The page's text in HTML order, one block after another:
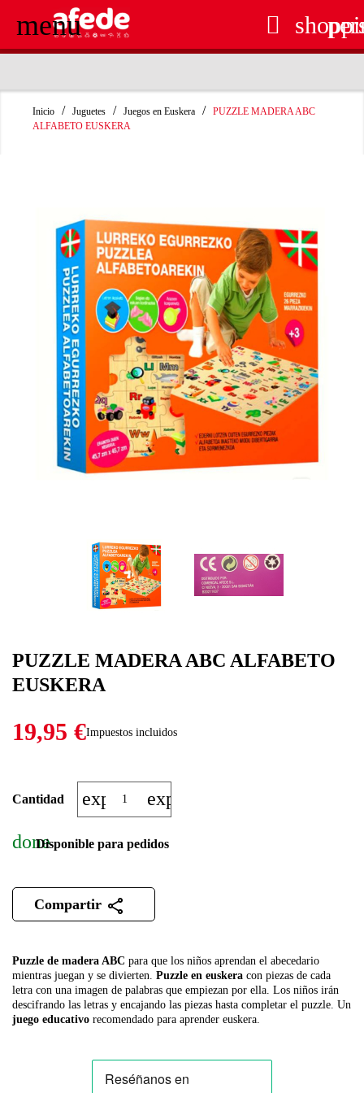
menu 
Inicio Juguetes Juegos en Euskera
PUZZLE MADERA ABC
ALFABETO EUSKERA
PUZZLE MADERA ABC ALFABETO
EUSKERA
19,95 €Impuestos incluidos
Puzzle de madera ABC para que los niños aprendan el abecedario
mientras juegan y se divierten. Puzzle en euskera con piezas de cada
letra con una imagen de palabras que empiezan por ella. Los niños irán
descifrando las letras y encajando las piezas hasta completar el puzzle. Un
juego educativo recomendado para aprender euskera.
Cantidad expand_moreexpand_less
doneDisponible para pedidos
Compartir